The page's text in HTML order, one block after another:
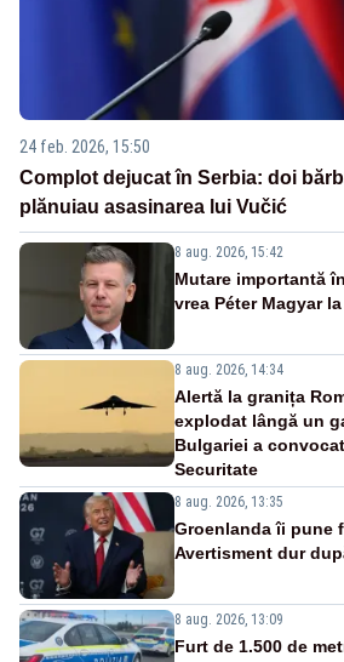
24 feb. 2026, 15:50
Complot dejucat în Serbia: doi
plănuiau asasinarea lui Vučić
8 aug. 2026, 15:42
Mutare importantă
vrea Péter Magyar
8 aug. 2026, 14:34
Alertă la granița
explodat lângă un
Bulgariei a
Securitate
8 aug. 2026, 13:35
Groenlanda îi pune
Avertisment dur
8 aug. 2026, 13:09
Furt de 1.500 de